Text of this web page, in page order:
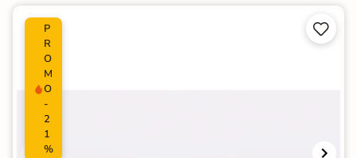
P
R
O
M
O
-
2
1
%

